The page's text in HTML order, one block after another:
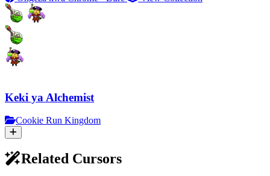
Keki ya Alchemist
Cookie Run Kingdom
Related Cursors